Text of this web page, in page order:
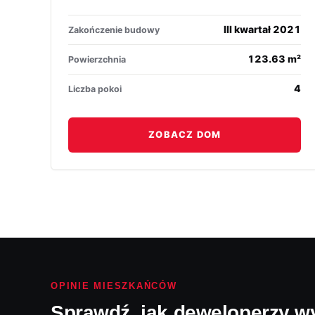
Zakończenie budowy III kwartał 2021
Powierzchnia 123.63 m²
Liczba pokoi 4
ZOBACZ DOM
OPINIE MIESZKAŃCÓW